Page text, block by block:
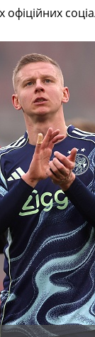
таблиці
офіційних